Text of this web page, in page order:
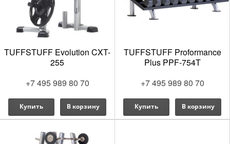
TUFFSTUFF Evolution CXT-
255
+7 495 989 80 70
Купить В корзину
TUFFSTUFF Proformance
Plus PPF-754T
+7 495 989 80 70
Купить В корзину